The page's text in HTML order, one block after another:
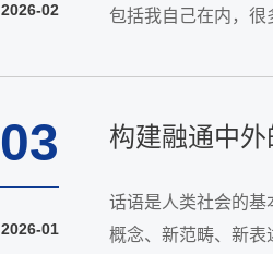
2026-02
包括我自己在内，很
03
2026-01
构建融通中
话语是人类社会的基
概念、新范畴、新表